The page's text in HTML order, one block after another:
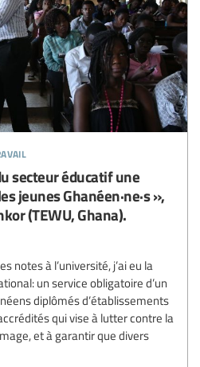
secteur éducatif une
jeunes Ghanéen·ne·s »,
(TEWU, Ghana).
notes à l’université, j’ai eu la
un service obligatoire d’un
diplômés d’établissements
qui vise à lutter contre la
et à garantir que divers